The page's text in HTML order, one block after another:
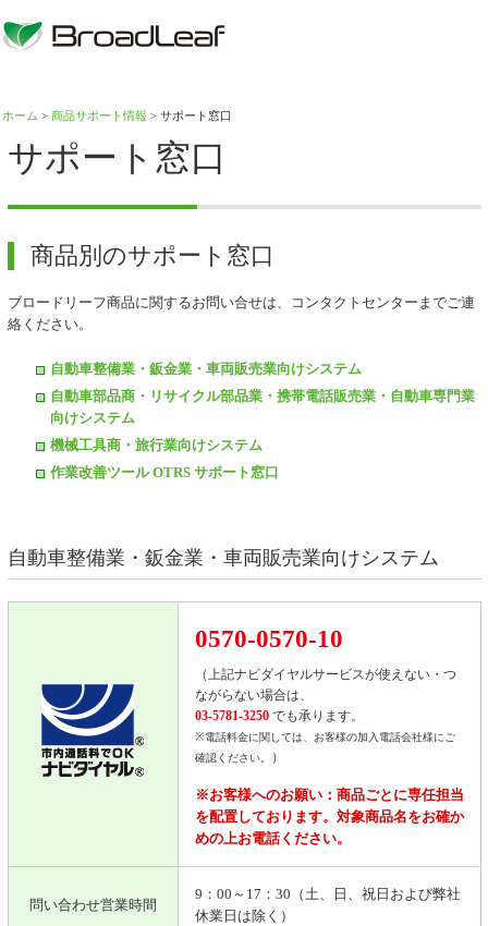
ホーム >商品サポート情報 > サポート窓口
サポート窓口
商品別のサポート窓口
ブロードリーフ商品に関するお問い合せは、コンタクトセンターまでご連
絡ください。
自動車整備業・鈑金業・車両販売業向けシステム
自動車部品商・リサイクル部品業・携帯電話販売業・自動車専門業
向けシステム
機械工具商・旅行業向けシステム
作業改善ツール OTRS サポート窓口
自動車整備業・鈑金業・車両販売業向けシステム
0570-0570-10
（上記ナビダイヤルサービスが使えない・つ
ながらない場合は、
03-5781-3250でも承ります。
※電話料金に関しては、お客様の加入電話会社様にご
確認ください。
）
※お客様へのお願い：商品ごとに専任担当
を配置しております。対象商品名をお確か
めの上お電話ください。
問い合わせ営業時間
9：00～17：30（土、日、祝日および弊社
休業日は除く）